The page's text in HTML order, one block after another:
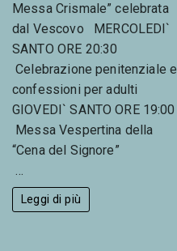
Messa Crismale” celebrata
dal Vescovo MERCOLEDI`
SANTO ORE 20:30
Celebrazione penitenziale e
confessioni per adulti
GIOVEDI` SANTO ORE 19:00
Messa Vespertina della
“Cena del Signore”
…
Leggi di più